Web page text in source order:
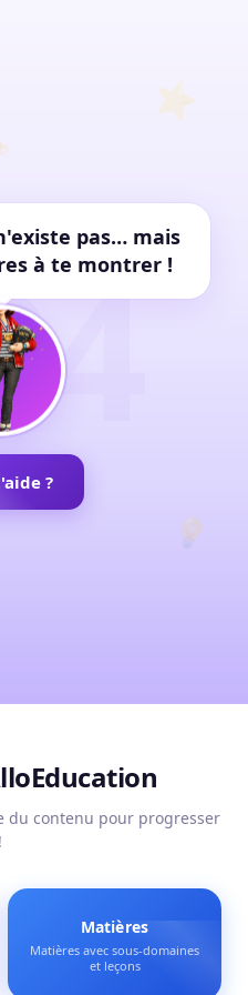
⭐
✏️
💡
pas… mais
à te montrer !
?
du contenu pour progresser
!
Matières
Matières avec sous-domaines
et leçons